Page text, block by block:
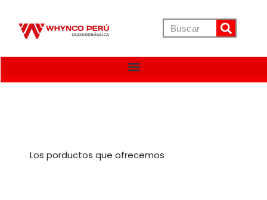
Los porductos que ofrecemos